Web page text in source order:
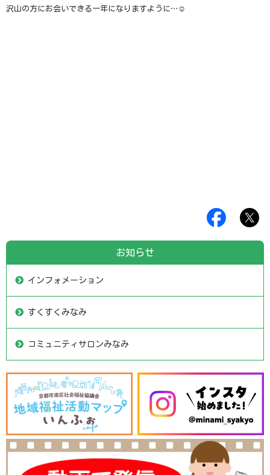
沢山の方にお会いできる一年になりますように…☺
お知らせ
インフォメーション
すくすくみなみ
コミュニティサロンみなみ